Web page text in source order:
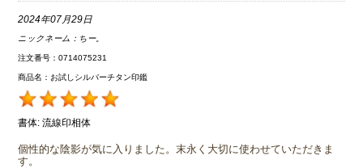
2024年07月29日
ニックネーム： ちー。
注文番号：0714075231
商品名：お試しシルバーチタン印鑑
書体: 流線印相体
個性的な陰影が気に入りました。末永く大切に使わせていただきま
す。